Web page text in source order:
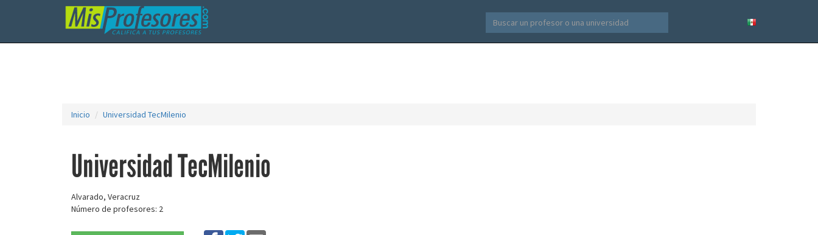
Inicio Universidad TecMilenio
Universidad TecMilenio
Alvarado, Veracruz
Número de profesores: 2